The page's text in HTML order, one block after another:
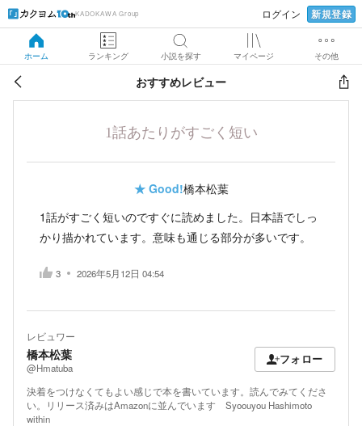
KADOKAWA Group ログイン 新規登録
ホーム ランキング 小説を探す マイページ その他
おすすめレビュー
1話あたりがすごく短い
★ Good!橋本松葉
1話がすごく短いのですぐに読めました。日本語でしっ
かり描かれています。意味も通じる部分が多いです。
3 2026年5月12日 04:54
レビュワー
橋本松葉
@Hmatuba
フォロー
決着をつけなくてもよい感じで本を書いています。読んでみてくださ
い。リリース済みはAmazonに並んでいます Syoouyou Hashimoto
within